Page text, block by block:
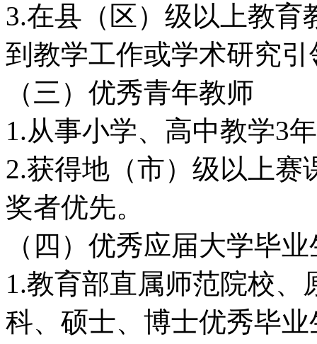
3.在县（区）级以上教
到教学工作或学术研究
（三）优秀青年教师
1.从事小学、高中教学3
2.获得地（市）级以上
奖者优先。
（四）优秀应届大学毕业
1.教育部直属师范院校、
科、硕士、博士优秀毕业